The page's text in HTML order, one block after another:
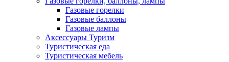
Газовые горелки
Газовые баллоны
Газовые лампы
Аксессуары Туризм
Туристическая еда
Туристическая мебель